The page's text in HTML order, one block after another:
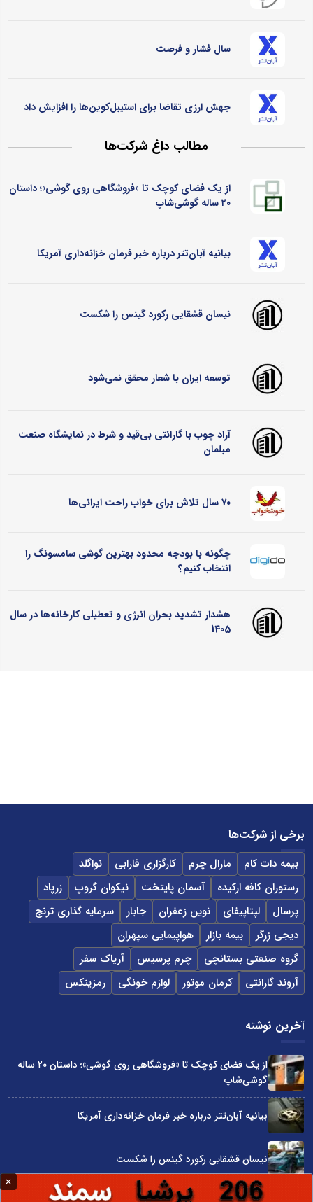
سال فشار و فرصت
جهش ارزی تقاضا برای استیبل‌کوین‌ها را افزایش داد
مطالب داغ شرکت‌ها
از یک فضای کوچک تا «فروشگاهی روی گوشی»؛ داستان
۲۰ ساله گوشی‌شاپ
بیانیه آبان‌تتر درباره خبر فرمان خزانه‌داری آمریکا
نیسان قشقایی رکورد گینس را شکست
توسعه ایران با شعار محقق نمی‌شود
آراد چوب با گارانتی بی‌قید و شرط در نمایشگاه صنعت
مبلمان
۷۰ سال تلاش برای خواب راحت ایرانی‌ها
چگونه با بودجه محدود بهترین گوشی سامسونگ را
انتخاب کنیم؟
هشدار تشدید بحران انرژی و تعطیلی کارخانه‌ها در سال
1405
برخی از شرکت‌ها
بیمه دات کام مارال چرم کارگزاری فارابی
نواگلد
رستوران کافه ارکیده
آسمان پایتخت نیکوان گروپ
زرپاد
پرسال
لپتاپیفای نوین زعفران جابار
سرمایه گذاری ترنج
دیجی زرگر
بیمه بازار
هواپیمایی سپهران
گروه صنعتی بستانچی
چرم پرسیس
آریاک سفر
آروند گارانتی
کرمان موتور لوازم خونگی رمزینکس
آخرین نوشته
از یک فضای کوچک تا «فروشگاهی روی گوشی»؛ داستان ۲۰ ساله
گوشی‌شاپ
بیانیه آبان‌تتر درباره خبر فرمان خزانه‌داری آمریکا
نیسان قشقایی رکورد گینس را شکست